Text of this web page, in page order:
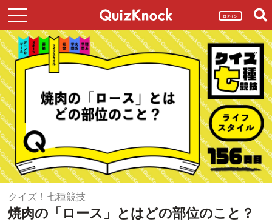
ログイン
クイズ！七種競技
焼肉の「ロース」とはどの部位のこと？